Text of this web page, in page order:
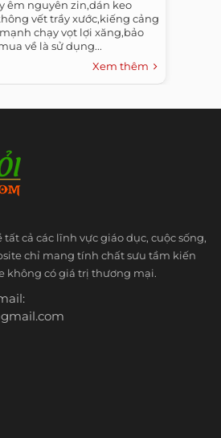
êm nguyên zin,dán keo
vết trầy xước,kiếng cảng
chạy vọt lợi xăng,bảo
về là sử dụng...
Xem thêm
cả các lĩnh vực giáo dục, cuộc sống,
chỉ mang tính chất sưu tầm kiến
không có giá trị thương mại.